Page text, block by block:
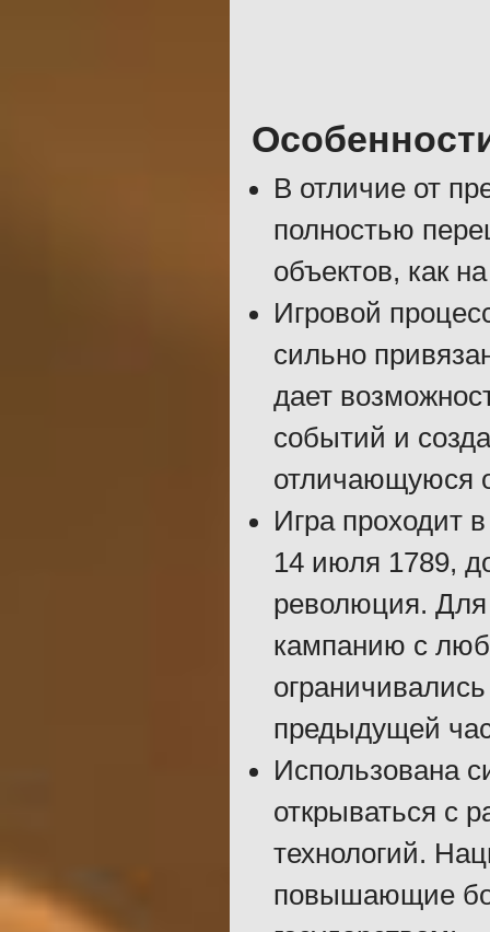
В отличие от
полностью
объектов, как
Игровой
сильно
дает
событий и
отличающуюся
Игра проходит
14 июля 1789,
революция. Для
кампанию с
предыдущей
Использована
открываться с
технологий.
повышающие